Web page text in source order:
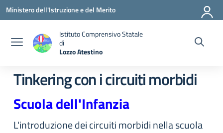
Vai ai contenuti
Vai al menu di navigazione
Vai al footer
Ministero dell'Istruzione e del Merito
Istituto Comprensivo Statale
di
Lozzo Atestino
Tinkering con i circuiti morbidi
Scuola dell'Infanzia
L'introduzione dei circuiti morbidi nella scuola